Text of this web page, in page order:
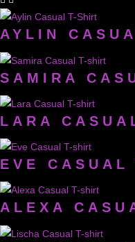
AYLIN
SAMIRA
LARA
EVE CASUAL
ALEXA